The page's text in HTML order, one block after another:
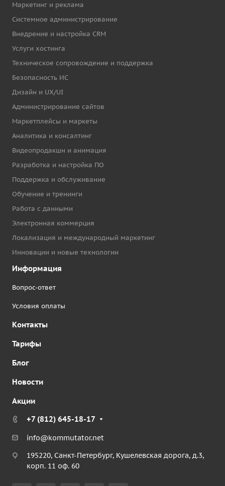
Маркетинг и реклама
Системное администрирование
Внедрение и настройка CRM
Услуги хостинга
Техническое сопровождение и поддержка
Безопасность ИС
Дизайн и UX/UI
Администрирование сайтов
Маркетплейсы и маркеты
Аналитика и консалтинг
Видеопродакшн и анимация
Разработка и настройка ПО
Поддержка и обслуживание
Обучение и тренинги
Работа с данными
Электронная коммерция
Локализация и международный маркетинг
Инновации и новые технологии
Информация
Вопрос-ответ
Условия оплаты
Контакты
Тарифы
Блог
Новости
Акции
+7 (812) 645-18-17
info@kommutator.net
195220, Санкт-Петербург, Кушелевская дорога, д.3,
корп. 11 оф. 60